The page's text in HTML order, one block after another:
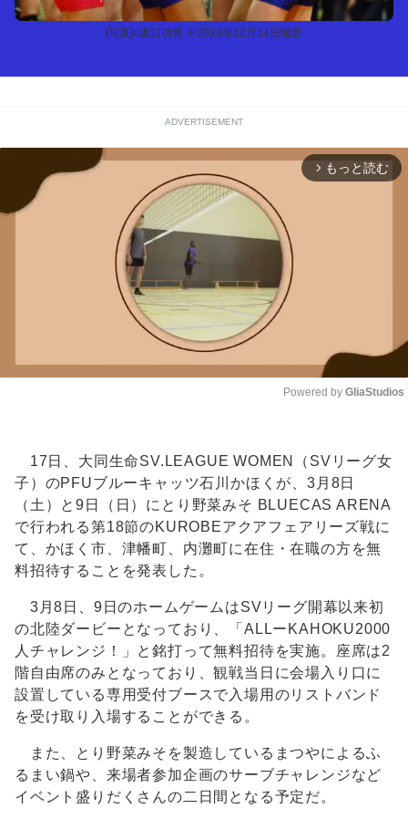
[写真]=坂口功将 ※2024年12月14日撮影
ADVERTISEMENT
arrow_forward_ios もっと読む
Powered by GliaStudios
17日、大同生命SV.LEAGUE WOMEN（SVリーグ女
子）のPFUブルーキャッツ石川かほくが、3月8日
（土）と9日（日）にとり野菜みそ BLUECAS ARENA
で行われる第18節のKUROBEアクアフェアリーズ戦に
て、かほく市、津幡町、内灘町に在住・在職の方を無
料招待することを発表した。
3月8日、9日のホームゲームはSVリーグ開幕以来初
の北陸ダービーとなっており、「ALLーKAHOKU2000
人チャレンジ！」と銘打って無料招待を実施。座席は2
階自由席のみとなっており、観戦当日に会場入り口に
設置している専用受付ブースで入場用のリストバンド
を受け取り入場することができる。
また、とり野菜みそを製造しているまつやによるふ
るまい鍋や、来場者参加企画のサーブチャレンジなど
イベント盛りだくさんの二日間となる予定だ。